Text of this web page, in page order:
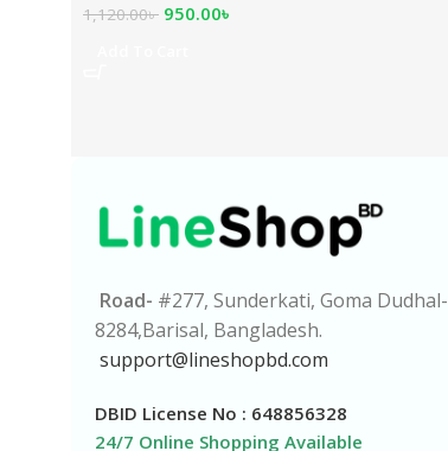
1,120.00৳ 950.00৳
Road- #277, Sunderkati, Goma Dudhal-
8284,Barisal, Bangladesh.
support@lineshopbd.com
DBID License No : 648856328
24/7 Online Shopping Available